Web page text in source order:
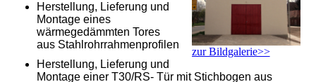
zur Bildgalerie>>
Herstellung, Lieferung und
Montage eines
wärmegedämmten Tores
aus Stahlrohrrahmenprofilen
Herstellung, Lieferung und
Montage einer T30/RS- Tür mit Stichbogen aus